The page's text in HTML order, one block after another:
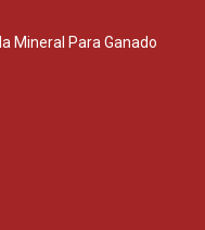
Mineral Para Ganado